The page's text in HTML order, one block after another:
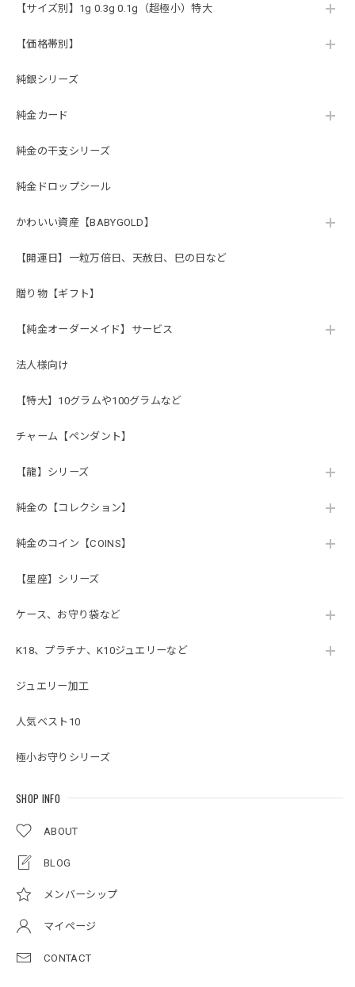
【サイズ別】1g 0.3g 0.1g（超極小）特大
【価格帯別】
純銀シリーズ
純金カード
純金の干支シリーズ
純金ドロップシール
かわいい資産【BABYGOLD】
【開運日】一粒万倍日、天赦日、巳の日など
贈り物【ギフト】
【純金オーダーメイド】サービス
法人様向け
【特大】10グラムや100グラムなど
チャーム【ペンダント】
【龍】シリーズ
純金の【コレクション】
純金のコイン【COINS】
【星座】シリーズ
ケース、お守り袋など
K18、プラチナ、K10ジュエリーなど
ジュエリー加工
人気ベスト10
極小お守りシリーズ
SHOP INFO
ABOUT
BLOG
メンバーシップ
マイページ
CONTACT